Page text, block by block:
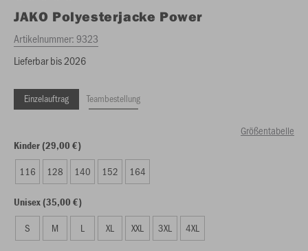
JAKO Polyesterjacke Power
Artikelnummer:9323
Lieferbar bis 2026
Einzelauftrag Teambestellung
Größentabelle
Kinder (29,00 €)
116 128 140 152 164
Unisex (35,00 €)
S M L XL XXL 3XL 4XL